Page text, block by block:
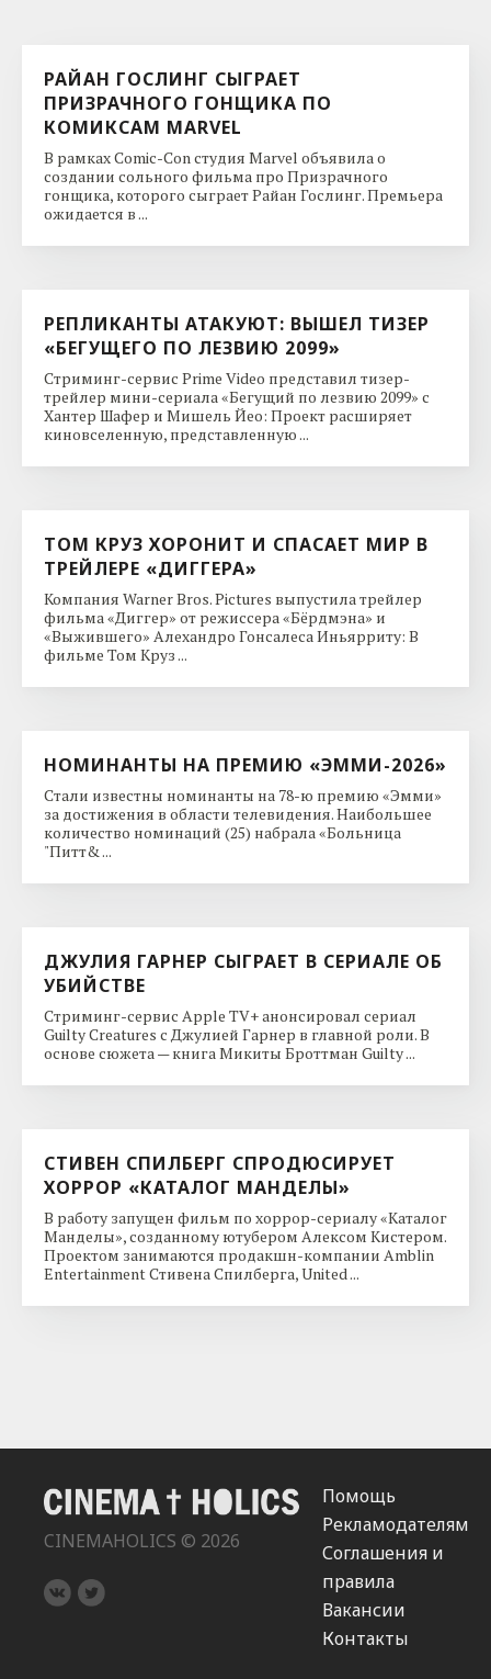
РАЙАН ГОСЛИНГ СЫГРАЕТ
ПРИЗРАЧНОГО ГОНЩИКА ПО
КОМИКСАМ MARVEL
В рамках Comic-Con студия Marvel объявила о
создании сольного фильма про Призрачного
гонщика, которого сыграет Райан Гослинг. Премьера
ожидается в ...
РЕПЛИКАНТЫ АТАКУЮТ: ВЫШЕЛ ТИЗЕР
«БЕГУЩЕГО ПО ЛЕЗВИЮ 2099»
Стриминг-сервис Prime Video представил тизер-
трейлер мини-сериала «Бегущий по лезвию 2099» с
Хантер Шафер и Мишель Йео: Проект расширяет
киновселенную, представленную ...
ТОМ КРУЗ ХОРОНИТ И СПАСАЕТ МИР В
ТРЕЙЛЕРЕ «ДИГГЕРА»
Компания Warner Bros. Pictures выпустила трейлер
фильма «Диггер» от режиссера «Бёрдмэна» и
«Выжившего» Алехандро Гонсалеса Иньярриту: В
фильме Том Круз ...
НОМИНАНТЫ НА ПРЕМИЮ «ЭММИ-2026»
Стали известны номинанты на 78-ю премию «Эмми»
за достижения в области телевидения. Наибольшее
количество номинаций (25) набрала «Больница
"Питт& ...
ДЖУЛИЯ ГАРНЕР СЫГРАЕТ В СЕРИАЛЕ ОБ
УБИЙСТВЕ
Стриминг-сервис Apple TV+ анонсировал сериал
Guilty Creatures с Джулией Гарнер в главной роли. В
основе сюжета — книга Микиты Броттман Guilty ...
СТИВЕН СПИЛБЕРГ СПРОДЮСИРУЕТ
ХОРРОР «КАТАЛОГ МАНДЕЛЫ»
В работу запущен фильм по хоррор-сериалу «Каталог
Манделы», созданному ютубером Алексом Кистером.
Проектом занимаются продакшн-компании Amblin
Entertainment Стивена Спилберга, United ...
CINEMAHOLICS © 2026
Помощь
Рекламодателям
Соглашения и
правила
Вакансии
Контакты